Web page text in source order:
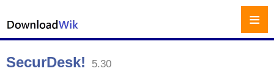
SecurDesk! 5.30
≡